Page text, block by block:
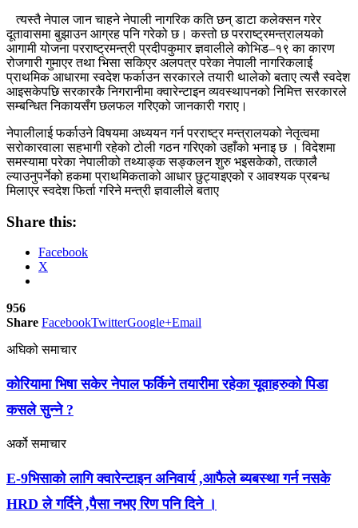
त्यस्तै नेपाल जान चाहने नेपाली नागरिक कति छन् डाटा कलेक्सन गरेर
दूतावासमा बुझाउन आग्रह पनि गरेको छ। कस्तो छ परराष्ट्रमन्त्रालयको
आगामी योजना परराष्ट्रमन्त्री प्रदीपकुमार ज्ञवालीले कोभिड–१९ का कारण
रोजगारी गुमाएर तथा भिसा सकिएर अलपत्र परेका नेपाली नागरिकलाई
प्राथमिक आधारमा स्वदेश फर्काउन सरकारले तयारी थालेको बताए त्यसै स्वदेश
आइसकेपछि सरकारकै निगरानीमा क्वारेन्टाइन व्यवस्थापनको निमित्त सरकारले
सम्बन्धित निकायसँग छलफल गरिएको जानकारी गराए।
नेपालीलाई फर्काउने विषयमा अध्ययन गर्न परराष्ट्र मन्त्रालयको नेतृत्वमा
सरोकारवाला सहभागी रहेको टोली गठन गरिएको उहाँको भनाइ छ । विदेशमा
समस्यामा परेका नेपालीको तथ्याङ्क सङ्कलन शुरु भइसकेको, तत्कालै
ल्याउनुपर्नेको हकमा प्राथमिकताको आधार छुट्याइएको र आवश्यक प्रबन्ध
मिलाएर स्वदेश फिर्ता गरिने मन्त्री ज्ञवालीले बताए
Share this:
Facebook
X
956
Share FacebookTwitterGoogle+Email
अघिको समाचार
कोरियामा भिषा सकेर नेपाल फर्किने तयारीमा रहेका यूवाहरुको पिडा
कसले सुन्ने ?
अर्को समाचार
E-9भिसाको लागि क्वारेन्टाइन अनिवार्य ,आफैले ब्यबस्था गर्न नसके
HRD ले गर्दिने ,पैसा नभए रिण पनि दिने ।